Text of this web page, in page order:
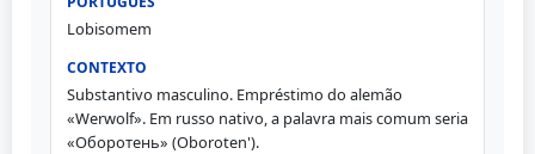
Lobisomem
Substantivo masculino. Empréstimo do alemão
«Werwolf». Em russo nativo, a palavra mais comum seria
«Оборотень» (Oboroten').